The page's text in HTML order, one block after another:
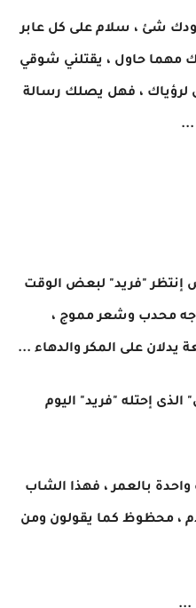
شئ ، سلام على كل عابر
مهما حاول ، يقتلني شوقي
لرؤياك ، فهل يصلك رسالة
...
إنتظر "فريد" لبعض الوقت
محدب وشعر مموج ،
يدلان على المكر والدهاء ...
إحتله "فريد" اليوم
واحدة بالعمر ، فهذا الشاب
، محظوظ كما يقولون ومن